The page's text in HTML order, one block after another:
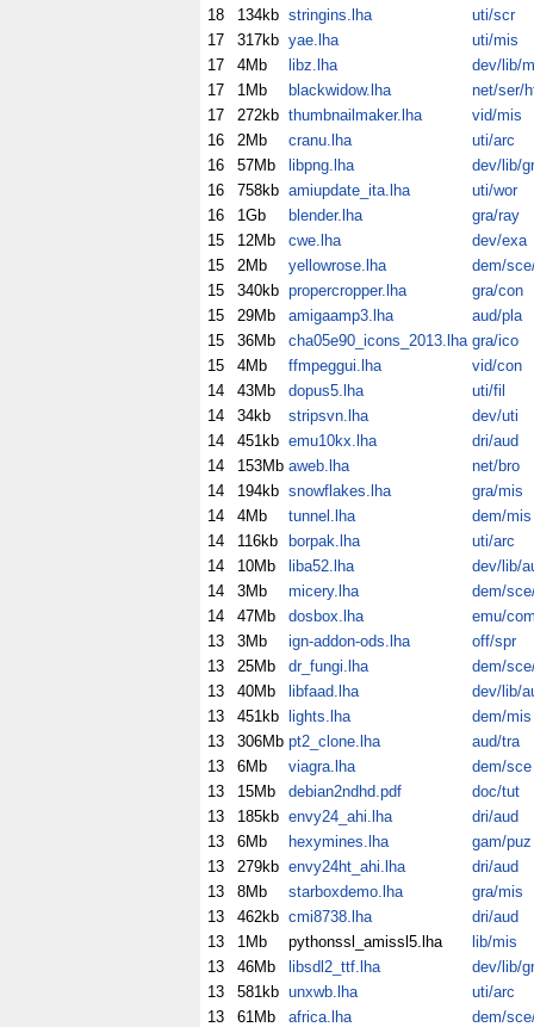
18
134kb stringins.lha
uti/scr
17
317kb yae.lha
uti/mis
17
4Mb libz.lha
dev/lib/
17
1Mb blackwidow.lha
net/ser/
17
272kb thumbnailmaker.lha
vid/mis
16
2Mb cranu.lha
uti/arc
16
57Mb libpng.lha
dev/lib/
16
758kb amiupdate_ita.lha
uti/wor
16
1Gb blender.lha
gra/ray
15
12Mb cwe.lha
dev/exa
15
2Mb yellowrose.lha
dem/
15
340kb propercropper.lha
gra/con
15
29Mb amigaamp3.lha
aud/pla
15
36Mb cha05e90_icons_2013.lha gra/ico
15
4Mb ffmpeggui.lha
vid/con
14
43Mb dopus5.lha
uti/fil
14
34kb stripsvn.lha
dev/uti
14
451kb emu10kx.lha
dri/aud
14
153Mb aweb.lha
net/bro
14
194kb snowflakes.lha
gra/mis
14
4Mb tunnel.lha
dem/mis
14
116kb borpak.lha
uti/arc
14
10Mb liba52.lha
dev/lib/
14
3Mb micery.lha
dem/
14
47Mb dosbox.lha
emu/
13
3Mb ign-addon-ods.lha
off/spr
13
25Mb dr_fungi.lha
dem/
13
40Mb libfaad.lha
dev/lib/
13
451kb lights.lha
dem/mis
13
306Mb pt2_clone.lha
aud/tra
13
6Mb viagra.lha
dem/sce
13
15Mb debian2ndhd.pdf
doc/tut
13
185kb envy24_ahi.lha
dri/aud
13
6Mb hexymines.lha
gam/puz
13
279kb envy24ht_ahi.lha
dri/aud
13
8Mb starboxdemo.lha
gra/mis
13
462kb cmi8738.lha
dri/aud
13
1Mb pythonssl_amissl5.lha
lib/mis
13
46Mb libsdl2_ttf.lha
dev/lib/
13
581kb unxwb.lha
uti/arc
13
61Mb africa.lha dem/